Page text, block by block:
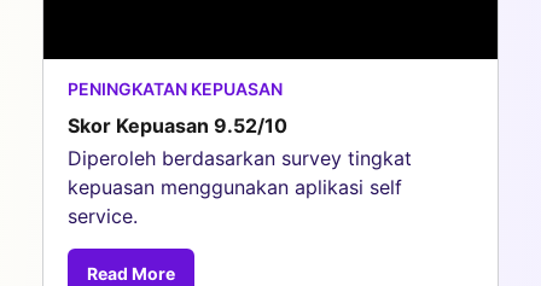
PENINGKATAN KEPUASAN
Skor Kepuasan 9.52/10
Diperoleh berdasarkan survey tingkat
kepuasan menggunakan aplikasi self
service.
Read More